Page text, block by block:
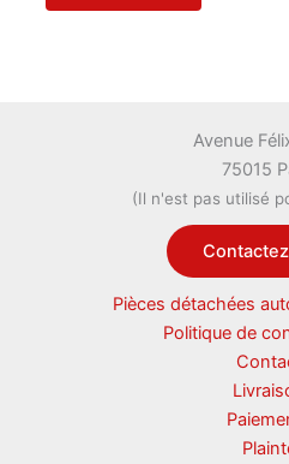
Avenue
75015
(Il n'est pas utilisé
Pièces détachées
Politique de